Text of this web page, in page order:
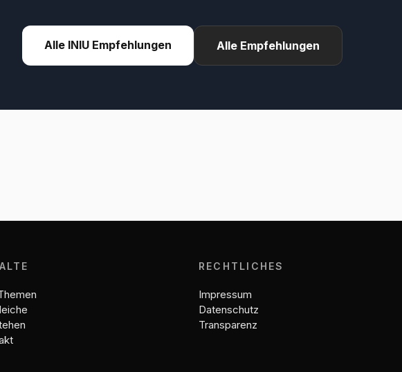
Alle INIU Empfehlungen Alle Empfehlungen
RECHTLICHES
Impressum
Datenschutz
Transparenz